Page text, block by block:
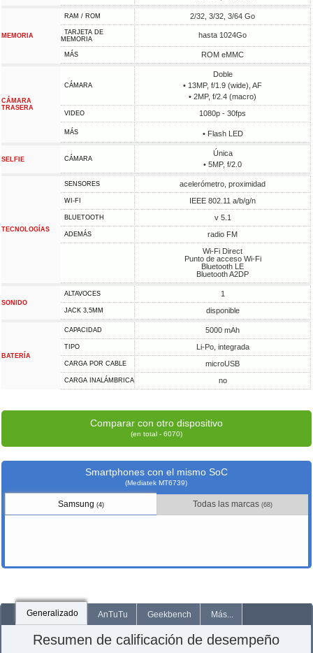
MEMORIA
RAM / ROM 2/32, 3/32, 3/64 Go
TARJETA DE
MEMORIA
hasta 1024Go
MÁS ROM eMMC
CÁMARA
TRASERA
CÁMARA
Doble
• 13MP, f/1.9 (wide), AF
• 2MP, f/2.4 (macro)
VIDEO 1080p - 30fps
MÁS • Flash LED
SELFIE CÁMARA
Única
• 5MP, f/2.0
TECNOLOGÍAS
SENSORES acelerómetro, proximidad
WI-FI IEEE 802.11 a/b/g/n
BLUETOOTH v 5.1
ADEMÁS
radio FM
Wi-Fi Direct
Punto de acceso Wi-Fi
Bluetooth LE
Bluetooth A2DP
SONIDO
ALTAVOCES 1
JACK 3,5MM disponible
BATERÍA
CAPACIDAD 5000 mAh
TIPO Li-Po, integrada
CARGA POR CABLE microUSB
CARGA INALÁMBRICA no
Comparar con otro dispositivo
(en total - 6070)
Smartphones con el mismo SoC
(Mediatek MT6739)
Samsung (4) Todas las marcas (68)
Generalizado AnTuTu Geekbench Más...
Resumen de calificación de desempeño